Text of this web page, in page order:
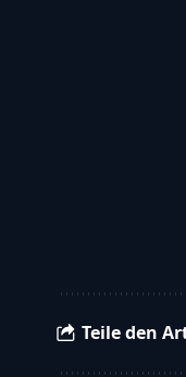
Teile den